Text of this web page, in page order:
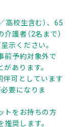
高校生含む）、65
護者（2名まで）
示ください。
前予約対象外で
あります。
伴可としています
要になりま
トをお持ちの方
奨します。